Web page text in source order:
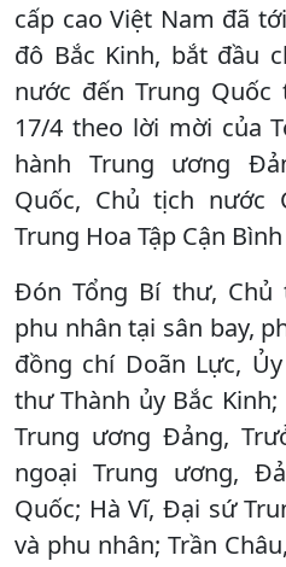
cấp cao Việt Nam đã
đô Bắc Kinh, bắt đầu
nước đến Trung
17/4 theo lời mời của
hành Trung ương
Quốc, Chủ tịch nước
Trung Hoa Tập Cận
Đón Tổng Bí thư, Chủ
phu nhân tại sân bay,
đồng chí Doãn Lực,
thư Thành ủy Bắc
Trung ương Đảng,
ngoại Trung ương,
Quốc; Hà Vĩ, Đại sứ
và phu nhân; Trần